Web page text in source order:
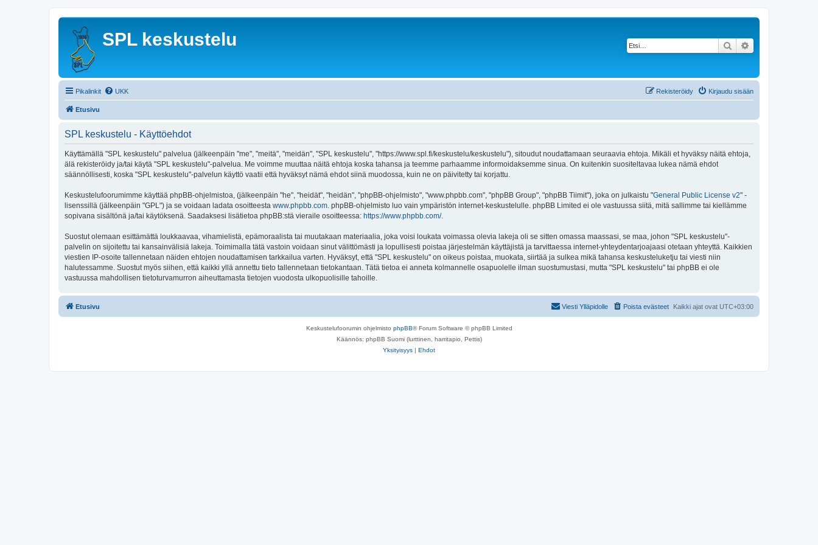
SPL keskustelu Etsi
Pikalinkit UKK Kirjaudu sisään
Rekisteröidy
Etusivu
SPL keskustelu - Käyttöehdot
Käyttämällä "SPL keskustelu" palvelua (jälkeenpäin "me", "meitä", "meidän", "SPL keskustelu", "https://www.spl.fi/keskustelu/keskustelu"), sitoudut noudattamaan seuraavia ehtoja. Mikäli et hyväksy näitä ehtoja,
älä rekisteröidy ja/tai käytä "SPL keskustelu"-palvelua. Me voimme muuttaa näitä ehtoja koska tahansa ja teemme parhaamme informoidaksemme sinua. On kuitenkin suositeltavaa lukea nämä ehdot
säännöllisesti, koska "SPL keskustelu"-palvelun käyttö vaatii että hyväksyt nämä ehdot siinä muodossa, kuin ne on päivitetty tai korjattu.
Keskustelufoorumimme käyttää phpBB-ohjelmistoa, (jälkeenpäin "he", "heidät", "heidän", "phpBB-ohjelmisto", "www.phpbb.com", "phpBB Group", "phpBB Tiimit"), joka on julkaistu "General Public License v2" -
lisenssillä (jälkeenpäin "GPL") ja se voidaan ladata osoitteesta www.phpbb.com. phpBB-ohjelmisto luo vain ympäristön internet-keskustelulle. phpBB Limited ei ole vastuussa siitä, mitä sallimme tai kiellämme
sopivana sisältönä ja/tai käytöksenä. Saadaksesi lisätietoa phpBB:stä vieraile osoitteessa: https://www.phpbb.com/.
Suostut olemaan esittämättä loukkaavaa, vihamielistä, epämoraalista tai muutakaan materiaalia, joka voisi loukata voimassa olevia lakeja oli se sitten omassa maassasi, se maa, johon "SPL keskustelu"-
palvelin on sijoitettu tai kansainvälisiä lakeja. Toimimalla tätä vastoin voidaan sinut välittömästi ja lopullisesti poistaa järjestelmän käyttäjistä ja tarvittaessa internet-yhteydentarjoajaasi otetaan yhteyttä. Kaikkien
viestien IP-osoite tallennetaan näiden ehtojen noudattamisen tarkkailua varten. Hyväksyt, että "SPL keskustelu" on oikeus poistaa, muokata, siirtää ja sulkea mikä tahansa keskusteluketju tai viesti niin
halutessamme. Suostut myös siihen, että kaikki yllä annettu tieto tallennetaan tietokantaan. Tätä tietoa ei anneta kolmannelle osapuolelle ilman suostumustasi, mutta "SPL keskustelu" tai phpBB ei ole
vastuussa mahdollisen tietoturvamurron aiheuttamasta tietojen vuodosta ulkopuolisille tahoille.
Etusivu Kaikki ajat ovat UTC+03:00
Poista evästeet
Viesti Ylläpidolle
Keskustelufoorumin ohjelmisto phpBB® Forum Software © phpBB Limited
Käännös: phpBB Suomi (lurttinen, harritapio, Pettis)
Yksityisyys | Ehdot